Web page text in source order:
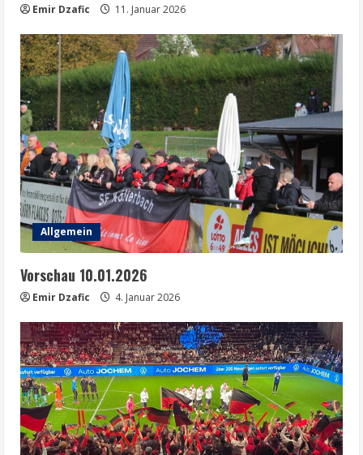
Emir Dzafic 11. Januar 2026
Allgemein
Vorschau 10.01.2026
Emir Dzafic 4. Januar 2026